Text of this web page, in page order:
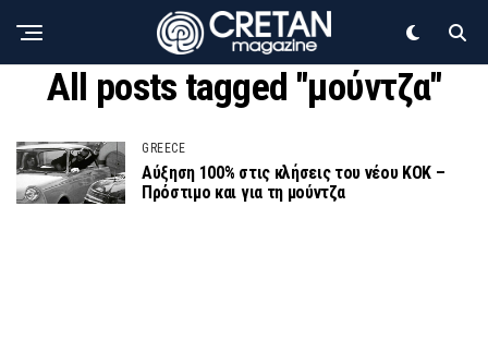
All posts tagged "μούντζα"
GREECE
Αύξηση 100% στις κλήσεις του νέου ΚΟΚ –
Πρόστιμο και για τη μούντζα